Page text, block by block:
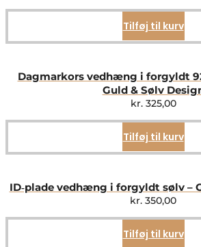
Tilføj til kurv
Dagmarkors vedhæng i forgyldt
Guld & Sølv
kr.325,00
Tilføj til kurv
ID‑plade vedhæng i forgyldt sølv –
kr. 350,00
Tilføj til kurv